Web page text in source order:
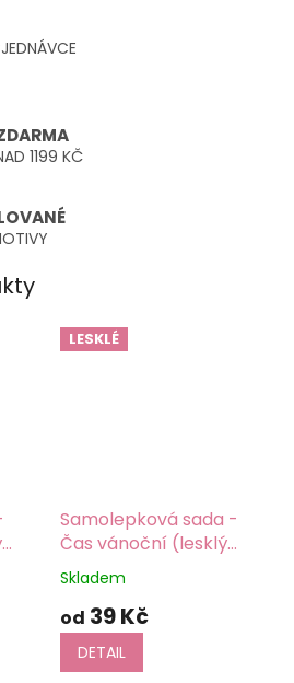
1199 KČ
LESKLÉ
Samolepková sada -
Čas vánoční (lesklý
samolepicí papír)
Průměrné
hodnocení
produktu
5,0
Skladem
od 39 Kč
DETAIL